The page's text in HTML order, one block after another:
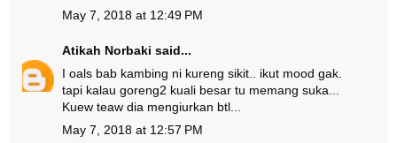
May 7, 2018 at 12:49 PM
Atikah Norbaki said...
I oals bab kambing ni kureng sikit.. ikut mood gak.
tapi kalau goreng2 kuali besar tu memang suka...
Kuew teaw dia mengiurkan btl...
May 7, 2018 at 12:57 PM